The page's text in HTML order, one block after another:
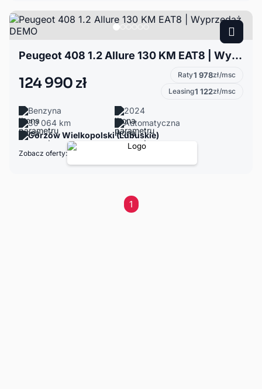
Peugeot 408 1.2 Allure 130 KM EAT8 | Wyprzedaż DEMO
124 990 zł Raty1 978zł/msc
Leasing1 122zł/msc
Benzyna
2024
30 064 km
Automatyczna
Gorzów Wielkopolski (Lubuskie)
Zobacz oferty:
1